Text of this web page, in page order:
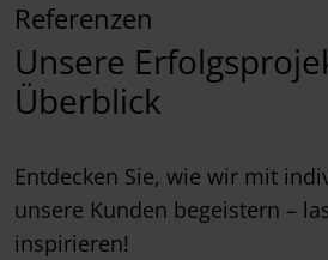
Referenzen
Unsere
Überblick
Entdecken Sie, wie wir mit
unsere Kunden begeistern –
inspirieren!